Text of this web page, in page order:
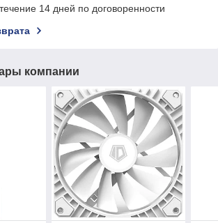
14 дней по договоренности
компании